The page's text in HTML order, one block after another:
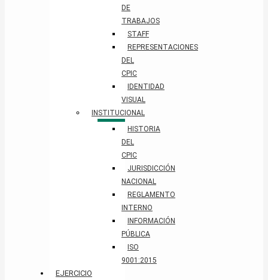
DE
TRABAJOS
STAFF
REPRESENTACIONES
DEL
CPIC
IDENTIDAD
VISUAL
INSTITUCIONAL
HISTORIA
DEL
CPIC
JURISDICCIÓN
NACIONAL
REGLAMENTO
INTERNO
INFORMACIÓN
PÚBLICA
ISO
9001:2015
EJERCICIO